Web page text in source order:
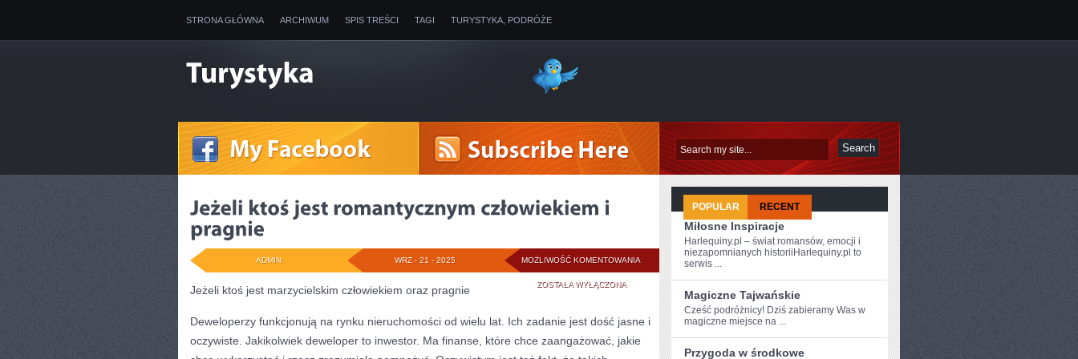
STRONA GŁÓWNA ARCHIWUM SPIS TREŚCI TAGI TURYSTYKA, PODRÓŻE
MOŻLIWOŚĆ KOMENTOWANIA JEŻELI
KTOŚ
JEST
ROMANTYCZNYM
CZŁOWIEKIEM
ZOSTAŁA WYŁĄCZONA
WRZ - 21 - 2025
ADMIN
Jeżeli ktoś jest marzycielskim człowiekiem oraz pragnie
Deweloperzy funkcjonują na rynku nieruchomości od wielu lat. Ich zadanie jest dość jasne i
oczywiste. Jakikolwiek deweloper to inwestor. Ma finanse, które chce zaangażować, jakie
POPULAR RECENT
Miłosne Inspiracje
Harlequiny.pl – świat romansów, emocji i
niezapomnianych historiiHarlequiny.pl to
serwis ...
Magiczne Tajwańskie
Cześć podróżnicy!⁤ Dziś zabieramy Was w
magiczne miejsce na ...
Przygoda w środkowe